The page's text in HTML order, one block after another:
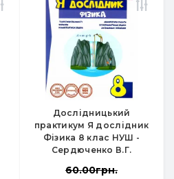
Дослідницький
практикум Я дослідник
Фізика 8 клас НУШ -
Сердюченко В.Г.
60.00грн.